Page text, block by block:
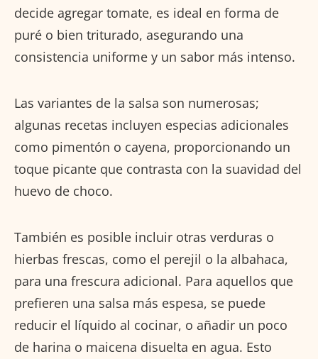
decide agregar tomate, es ideal en forma de
puré o bien triturado, asegurando una
consistencia uniforme y un sabor más intenso.
Las variantes de la salsa son numerosas;
algunas recetas incluyen especias adicionales
como pimentón o cayena, proporcionando un
toque picante que contrasta con la suavidad del
huevo de choco.
También es posible incluir otras verduras o
hierbas frescas, como el perejil o la albahaca,
para una frescura adicional. Para aquellos que
prefieren una salsa más espesa, se puede
reducir el líquido al cocinar, o añadir un poco
de harina o maicena disuelta en agua. Esto